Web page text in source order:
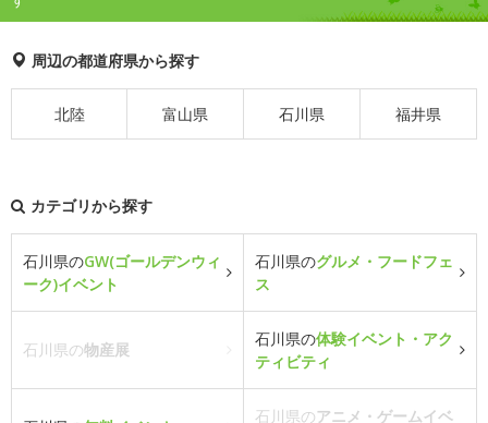
周辺の都道府県から探す
北陸 富山県 石川県 福井県
カテゴリから探す
石川県のGW(ゴールデンウィ
ーク)イベント
石川県のグルメ・フードフェ
ス
石川県の物産展
石川県の体験イベント・アク
ティビティ
石川県のアニメ・ゲームイベ